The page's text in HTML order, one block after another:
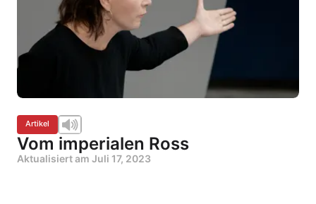
Artikel
Vom imperialen Ross
Aktualisiert am Juli 17, 2023